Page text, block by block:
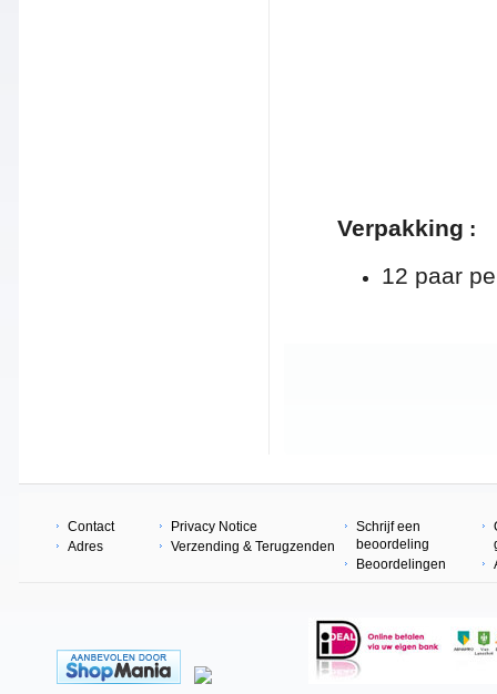
Verpakking :
12 paar
Contact
Adres
Privacy Notice
Verzending & Terugzenden
Schrijf een
beoordeling
Beoordelingen